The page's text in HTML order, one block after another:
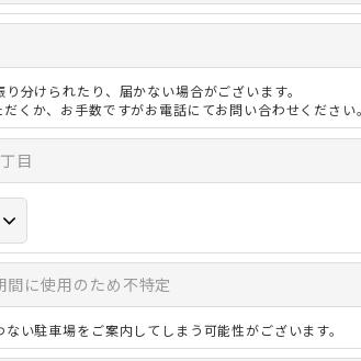
分けられたり、届かない場合がございます。
か、お手数ですがお電話にてお問い合わせください。
い駐車場をご案内してしまう可能性がございます。